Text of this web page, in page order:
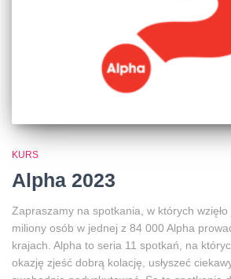
KURS
Alpha 2023
Zapraszamy na spotkania, w których wzięło
miliony osób w jednej z 84 000 Alpha
krajach. Alpha to seria 11 spotkań, na
okazję zjeść dobrą kolację, usłyszeć